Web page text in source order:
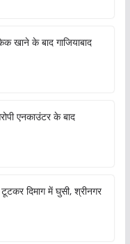
खाने के बाद गाजियाबाद
एनकाउंटर के बाद
दिमाग में घुसी, श्रीनगर